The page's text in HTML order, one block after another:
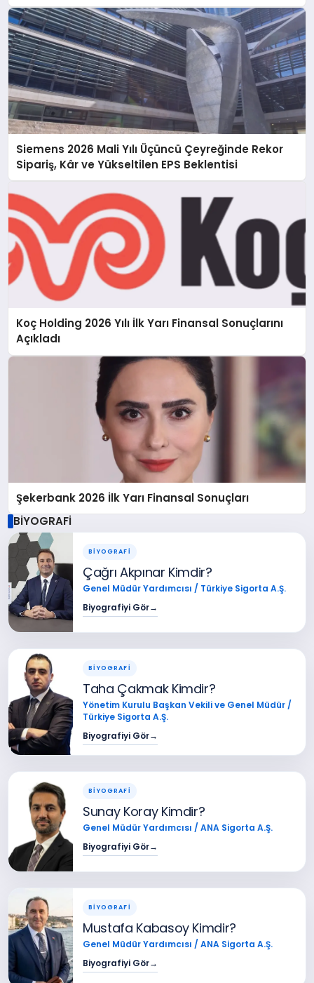
Siemens 2026 Mali Yılı Üçüncü Çeyreğinde Rekor
Sipariş, Kâr ve Yükseltilen EPS Beklentisi
Koç Holding 2026 Yılı İlk Yarı Finansal Sonuçlarını
Açıkladı
Şekerbank 2026 İlk Yarı Finansal Sonuçları
BİYOGRAFİ
BİYOGRAFİ
Çağrı Akpınar Kimdir?
Genel Müdür Yardımcısı / Türkiye Sigorta A.Ş.
Biyografiyi Gör→
BİYOGRAFİ
Taha Çakmak Kimdir?
Yönetim Kurulu Başkan Vekili ve Genel Müdür /
Türkiye Sigorta A.Ş.
Biyografiyi Gör→
BİYOGRAFİ
Sunay Koray Kimdir?
Genel Müdür Yardımcısı / ANA Sigorta A.Ş.
Biyografiyi Gör→
BİYOGRAFİ
Mustafa Kabasoy Kimdir?
Genel Müdür Yardımcısı / ANA Sigorta A.Ş.
Biyografiyi Gör→